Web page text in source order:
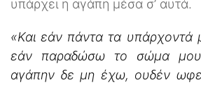
υπάρχει η αγάπη μέσα σ’ αυτά.
«Και εάν πάντα τα υπάρχοντά
εάν παραδώσω το σώμα
αγάπην δε μη έχω, ουδέν